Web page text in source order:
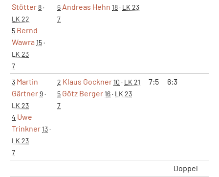
Stötter8·
LK 22
5 Bernd
Wawra 15·
LK 23
7
6 Andreas Hehn 18· LK 23
7
3 Martin
Gärtner9·
LK 23
4 Uwe
Trinkner13·
LK 23
7
2 Klaus Gockner10 · LK 21
5 Götz Berger16· LK 23
7
7:5 6:3
Doppel